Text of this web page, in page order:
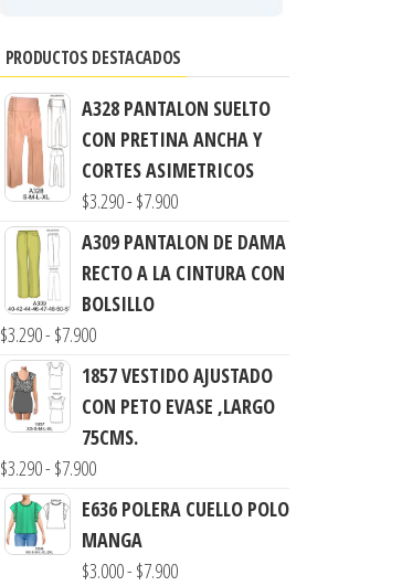
PRODUCTOS DESTACADOS
A328 PANTALON SUELTO
CON PRETINA ANCHA Y
CORTES ASIMETRICOS
$3.290- $7.900Rango
de
precios:
$7.900
A309 PANTALON DE DAMA
RECTO A LA CINTURA CON
BOLSILLO
$3.290- $7.900Rango
de
precios:
desde
$3.290
$7.900
1857 VESTIDO AJUSTADO
CON PETO EVASE ,LARGO
75CMS.
$3.290- $7.900Rango
de
precios:
desde
E636 POLERA CUELLO POLO
MANGA
$3.000- $7.900Rango